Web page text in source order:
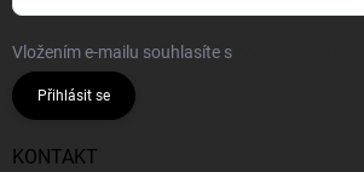
Vložením e-mailu souhlasíte s
Přihlásit se
KONTAKT